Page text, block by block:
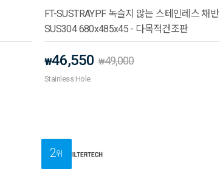
FT-SUSTRAYPF 녹슬지 않는 스테인레스 채반
SUS304 680x485x45 - 다목적건조판
₩46,550 ₩49,000
Stainless Hole
2위